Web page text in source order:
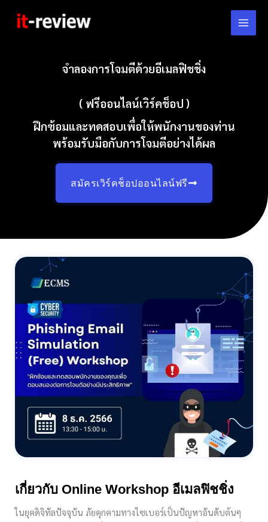
จำลองการโจมตีด้วยอีเมลฟิชชิ่ง
( ฟรีออนไลน์เวิร์คช็อป )
ฝึกซ้อมและทดสอบเพื่อให้พนักงานของท่าน
พร้อมรับมือกับการโจมตีอย่างได้ผล
สมัครเวิร์คช็อปออนไลน์ฟรี
เกี่ยวกับ Online Workshop อีเมลฟิชชิ่ง
ในยุคดิจิทัลปัจจุบัน ภัยคุกคามทางไซเบอร์เป็นปัญหาอันดับต้นๆ